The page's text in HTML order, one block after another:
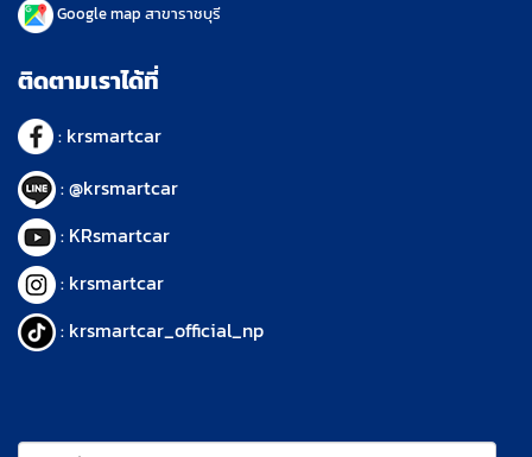
Google map สาขาราชบุรี
ติดตามเราได้ที่
: krsmartcar
:@krsmartcar
: KRsmartcar
: krsmartcar
: krsmartcar_official_np